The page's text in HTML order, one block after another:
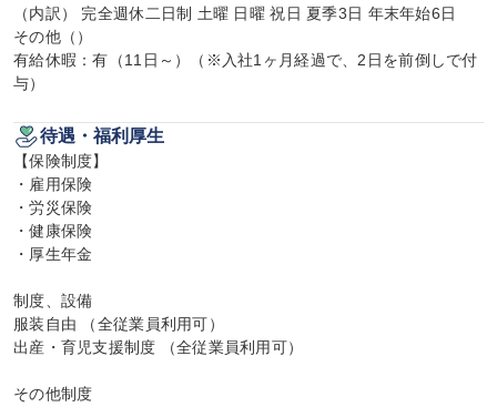
（内訳） 完全週休二日制 土曜 日曜 祝日 夏季3日 年末年始6日
その他（）
有給休暇：有（11日～）（※入社1ヶ月経過で、2日を前倒しで付
与）
待遇・福利厚生
【保険制度】
・雇用保険
・労災保険
・健康保険
・厚生年金
制度、設備
服装自由 （全従業員利用可）
出産・育児支援制度 （全従業員利用可）
その他制度